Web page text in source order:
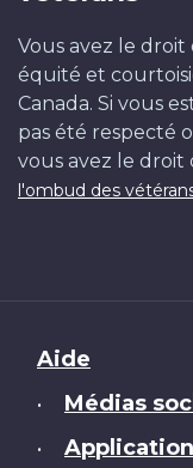
Vous avez le
équité et
Canada. Si vous
pas été respecté
vous avez le droit
l'ombud des
Brand
Aide
• Médias
•